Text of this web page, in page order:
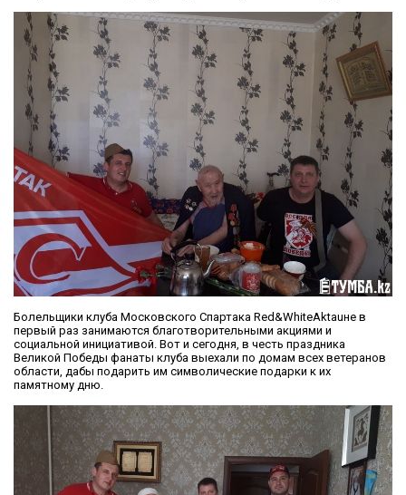
Болельщики клуба Московского Спартака Red&WhiteAktauне в
первый раз занимаются благотворительными акциями и
социальной инициативой. Вот и сегодня, в честь праздника
Великой Победы фанаты клуба выехали по домам всех ветеранов
области, дабы подарить им символические подарки к их
памятному дню.